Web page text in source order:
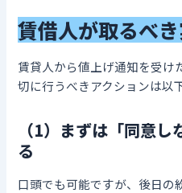
賃借人が取るべ
賃貸人から値上げ通知を受け
切に行うべきアクションは以
（1）まずは「同意
る
口頭でも可能ですが、後日の